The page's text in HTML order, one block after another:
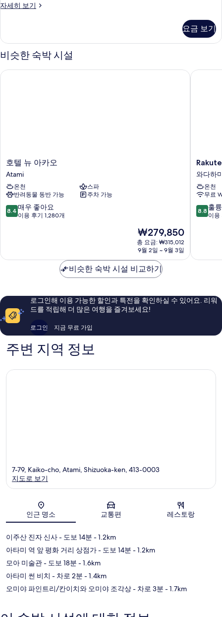
흡
해
변
전
망
보
기
자세히 보기
트
널
룸,
흡
연,
해
요금 보기
비슷한 숙박 시설
호
텔
뉴
아
카
오
Atami
호텔 뉴 아카오
Atami
온천
스파
반려동물 동반 가능
주차 가능
10
점
점,
아
이
용
1,280
8.4 매우 좋아요
이용 후기 1,280개
현
재
요
₩279,850
₩279,850
총 요금: ₩315,012
9월 2일 ~ 9월 3일
호텔 뉴 아카오
Rakuten
STAY
Atami
와
다
하
마
와다하
온천
무료
10
점
점,
요,
이
8.8 훌
이용
Rakuten
비슷한 숙박 시설 비교하기
로그인해 이용 가능한 할인과 특전을 확인하실 수 있어요. 리워
드를 적립해 더 많은 여행을 즐겨보세요!
로그인 지금 무료 가입
주변 지역 정보
지도
7-79, Kaiko-cho, Atami, Shizuoka-ken, 413-0003
지도로 보기
인근 명소 교통편 레스토랑
이주산 진자 신사- 도보 14분 - 1.2km
아타미 역 앞 평화 거리 상점가- 도보 14분 - 1.2km
모아 미술관- 도보 18분 - 1.6km
아타미 썬 비치 - 차로 2분 - 1.4km
오미야 파인트리/칸이치와 오미야 조각상- 차로 3분 - 1.7km